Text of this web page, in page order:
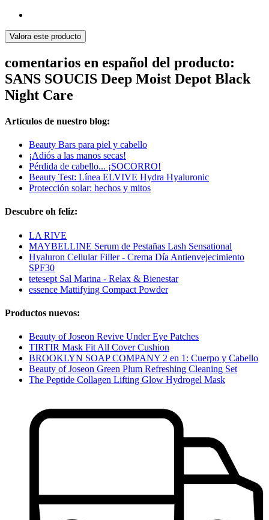
Valora este producto
comentarios en español del producto:
SANS SOUCIS Deep Moist Depot Black
Night Care
Artículos de nuestro blog:
Beauty Bars para piel y cabello
¡Adiós a las manos secas!
Pérdida de cabello... ¡SOCORRO!
Beauty Test: Línea ELVIVE Hydra Hyaluronic
Protección solar: hechos y mitos
Descubre oh feliz:
LA RIVE
MAYBELLINE Serum de Pestañas Lash Sensational
Hyaluron Cellular Filler - Crema Día Antienvejecimiento
SPF30
tetesept Sal Marina - Relax & Bienestar
essence Mattifying Compact Powder
Productos nuevos:
Beauty of Joseon Revive Under Eye Patches
TIRTIR Mask Fit All Cover Cushion
BROOKLYN SOAP COMPANY 2 en 1: Cuerpo y Cabello
Beauty of Joseon Green Plum Refreshing Cleaning Set
The Peptide Collagen Lifting Glow Hydrogel Mask